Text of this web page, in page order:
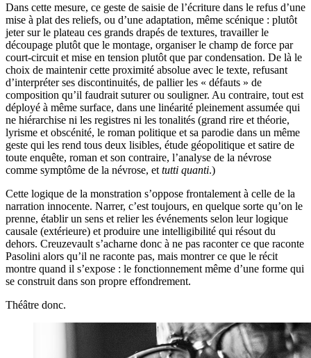
Dans cette mesure, ce geste de saisie de l’écriture dans le refus d’une
mise à plat des reliefs, ou d’une adaptation, même scénique : plutôt
jeter sur le plateau ces grands drapés de textures, travailler le
découpage plutôt que le montage, organiser le champ de force par
court-circuit et mise en tension plutôt que par condensation. De là le
choix de maintenir cette proximité absolue avec le texte, refusant
d’interpréter ses discontinuités, de pallier les « défauts » de
composition qu’il faudrait suturer ou souligner. Au contraire, tout est
déployé à même surface, dans une linéarité pleinement assumée qui
ne hiérarchise ni les registres ni les tonalités (grand rire et théorie,
lyrisme et obscénité, le roman politique et sa parodie dans un même
geste qui les rend tous deux lisibles, étude géopolitique et satire de
toute enquête, roman et son contraire, l’analyse de la névrose
comme symptôme de la névrose, et tutti quanti.)
Cette logique de la monstration s’oppose frontalement à celle de la
narration innocente. Narrer, c’est toujours, en quelque sorte qu’on le
prenne, établir un sens et relier les événements selon leur logique
causale (extérieure) et produire une intelligibilité qui résout du
dehors. Creuzevault s’acharne donc à ne pas raconter ce que raconte
Pasolini alors qu’il ne raconte pas, mais montrer ce que le récit
montre quand il s’expose : le fonctionnement même d’une forme qui
se construit dans son propre effondrement.
Théâtre donc.